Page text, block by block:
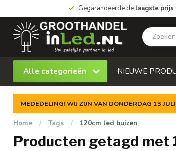
Gegarandeerde de laagste prijs
Alle categorieën NIEUWE
MEDEDELING! WIJ ZIJN VAN DONDERDAG 13
Home / Tags / 120cm led buizen
Producten getagd met